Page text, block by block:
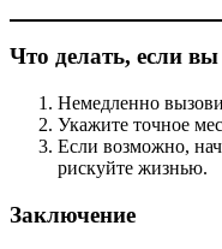
Что делать, если
Немедленно
Укажите точное
Если возможно,
рискуйте жизнью.
Заключение